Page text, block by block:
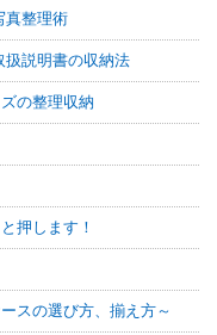
真整理術
扱説明書の収納法
の整理収納
押します！
スの選び方、揃え方～